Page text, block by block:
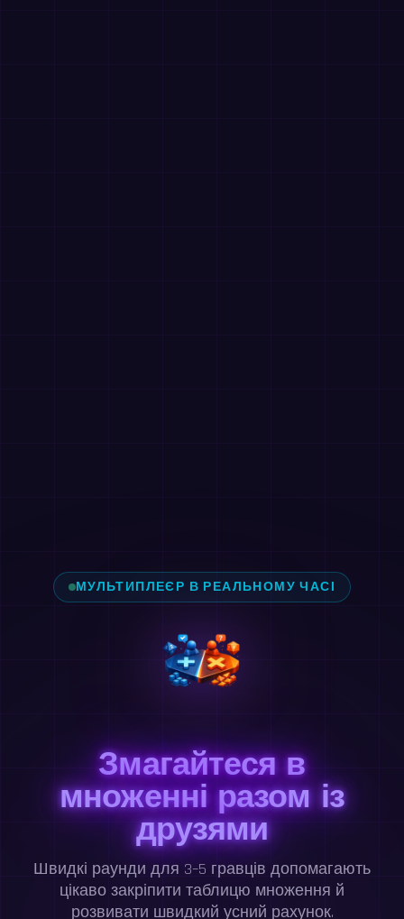
МУЛЬТИПЛЕЄР В РЕАЛЬНОМУ ЧАСІ
Змагайтеся в
множенні разом із
друзями
Швидкі раунди для 3–5 гравців допомагають
цікаво закріпити таблицю множення й
розвивати швидкий усний рахунок.